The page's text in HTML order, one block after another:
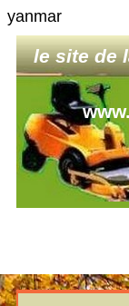
yanmar
le site de